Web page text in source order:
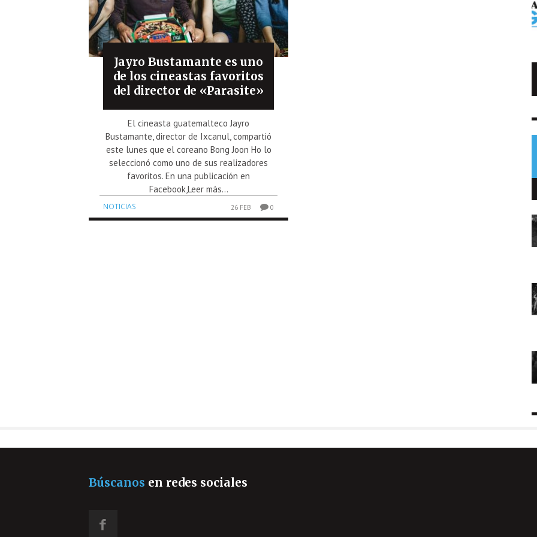
Jayro Bustamante es uno
de los cineastas favoritos
del director de «Parasite»
El cineasta guatemalteco Jayro
Bustamante, director de Ixcanul, compartió
este lunes que el coreano Bong Joon Ho lo
seleccionó como uno de sus realizadores
favoritos. En una publicación en
Facebook,Leer más...
NOTICIAS 26 FEB 0
Búscanos en redes sociales